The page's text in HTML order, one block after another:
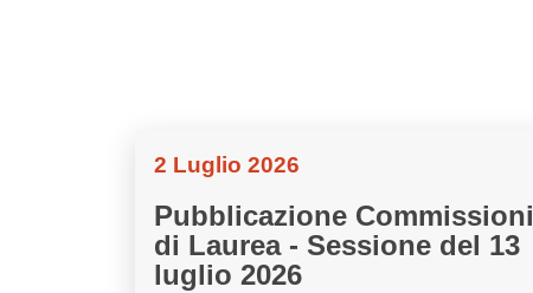
2 Luglio 2026
Pubblicazione Commissioni
di Laurea - Sessione del 13
luglio 2026